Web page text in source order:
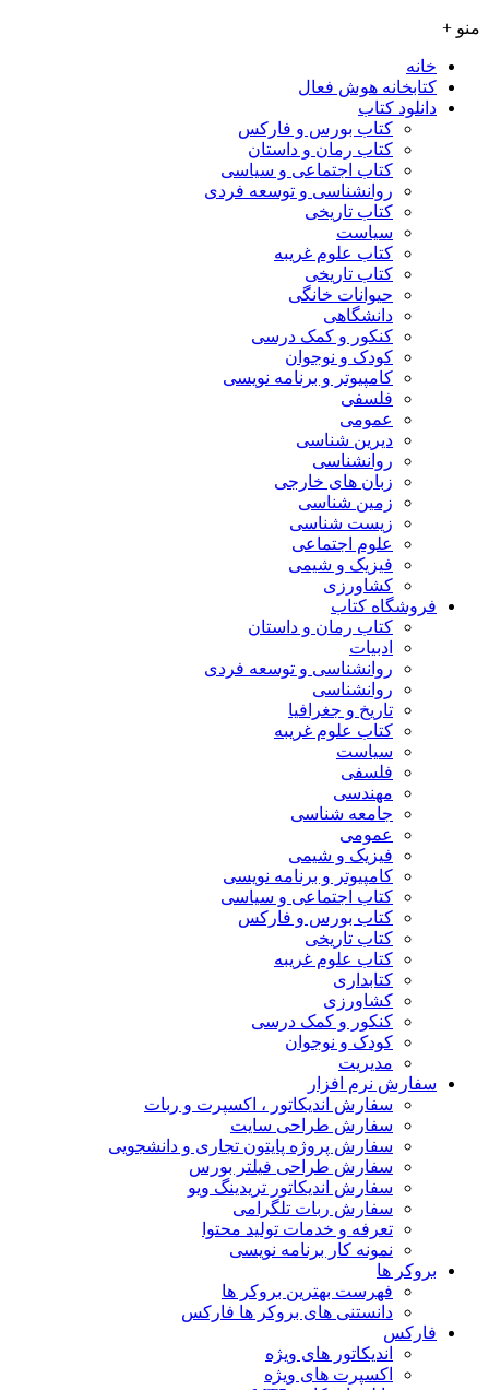
منو +
خانه
کتابخانه هوش فعال
دانلود کتاب
کتاب بورس و فارکس
کتاب رمان و داستان
کتاب اجتماعی و سیاسی
روانشناسی و توسعه فردی
کتاب تاریخی
سیاست
کتاب علوم غریبه
کتاب تاریخی
حیوانات خانگی
دانشگاهی
کنکور و کمک‌ درسی
کودک و نوجوان
کامپیوتر و برنامه نویسی
فلسفی
عمومی
دیرین شناسی
روانشناسی
زبان های خارجی
زمین شناسی
زیست شناسی
علوم اجتماعی
فیزیک و شیمی
کشاورزی
فروشگاه کتاب
کتاب رمان و داستان
ادبیات
روانشناسی و توسعه فردی
روانشناسی
تاریخ و جغرافیا
کتاب علوم غریبه
سیاست
فلسفی
مهندسی
جامعه شناسی
عمومی
فیزیک و شیمی
کامپیوتر و برنامه نویسی
کتاب اجتماعی و سیاسی
کتاب بورس و فارکس
کتاب تاریخی
کتاب علوم غریبه
کتابداری
کشاورزی
کنکور و کمک‌ درسی
کودک و نوجوان
مدیریت
سفارش نرم افزار
سفارش اندیکاتور ، اکسپرت و ربات
سفارش طراحی سایت
سفارش پروژه پایتون تجاری و دانشجویی
سفارش طراحی فیلتر بورس
سفارش اندیکاتور تریدینگ ویو
سفارش ربات تلگرامی
تعرفه و خدمات تولید محتوا
نمونه کار برنامه نویسی
بروکر ها
فهرست بهترین بروکر ها
دانستنی های بروکر ها فارکس
فارکس
اندیکاتور های ویژه
اکسپرت های ویژه